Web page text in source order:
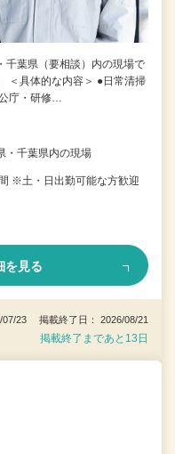
千葉県（要相談）内の現場で
＜具体的な内容＞ ●日常清掃
庁・研修…
・千葉県内の現場
※土・日出勤可能な方歓迎
を見る
07/23 掲載終了日： 2026/08/21
掲載終了まであと13日